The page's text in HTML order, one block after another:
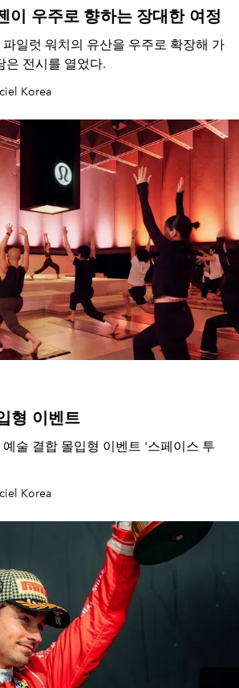
이 우주로 향하는 장대한 여정
일럿 워치의 유산을 우주로 확장해 가
은 전시를 열었다.
Korea
형 이벤트
술 결합 몰입형 이벤트 '스페이스 투
Korea